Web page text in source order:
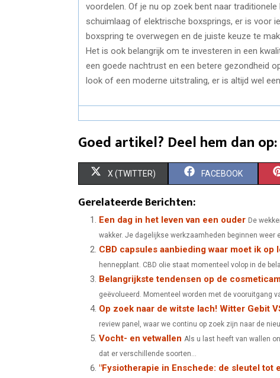
voordelen. Of je nu op zoek bent naar
schuimlaag of elektrische boxsprings, er is voor
boxspring te overwegen en de juiste keuze te
Het is ook belangrijk om te investeren in een
een goede nachtrust en een betere gezondheid
look of een moderne uitstraling, er is altijd wel
Goed artikel? Deel hem dan op:
S
R
O
X (TWITTER) S
R
O
FACEBOOK
Gerelateerde Berichten:
Een dag in het leven van een ouder De
wakker. Je dagelijkse werkzaamheden beginnen weer
CBD capsules aanbieding waar moet ik op
hennepplant. CBD olie staat momenteel volop in de
Belangrijkste tendensen op de
geëvolueerd. Momenteel worden met de vooruitgang
Op zoek naar de witste lach! Witter Gebit
review panel, waar we continu op zoek zijn naar de
Vocht- en vetwallen Als u last heeft van wallen
dat er verschillende soorten...
"Fysiotherapie in Enschede: de sleutel